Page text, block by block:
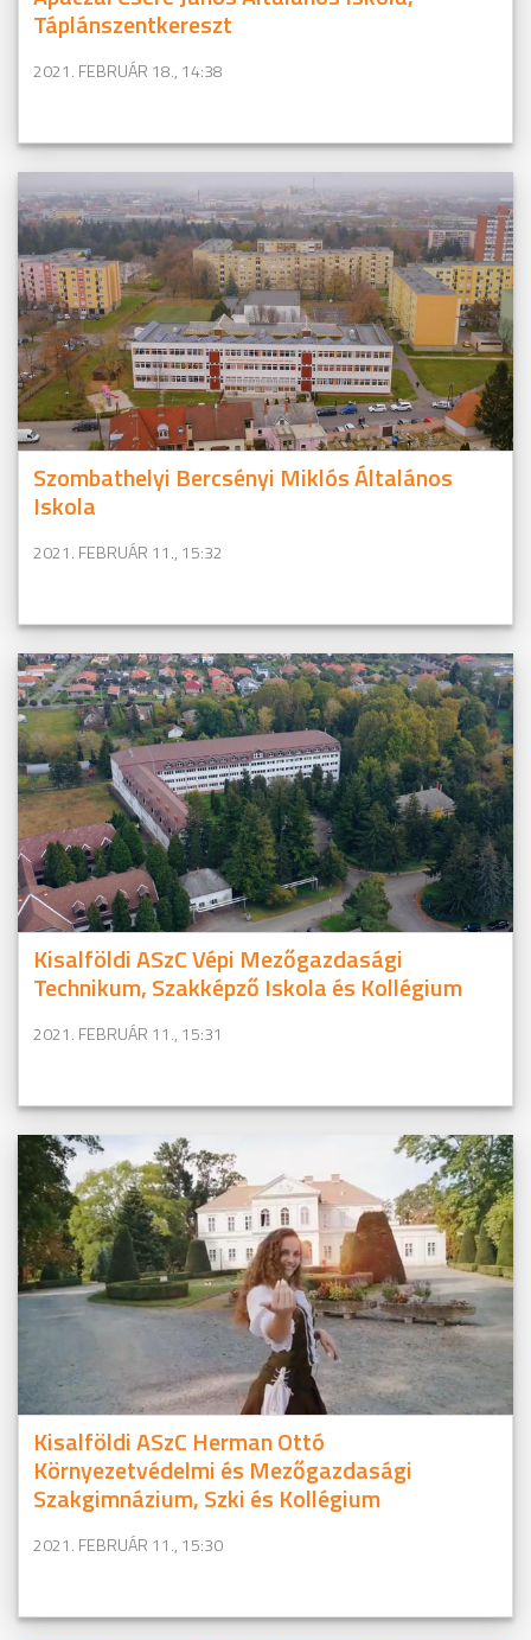
Táplánszentkereszt
2021. FEBRUÁR 18., 14:38
Szombathelyi Bercsényi Miklós Általános
Iskola
2021. FEBRUÁR 11., 15:32
Kisalföldi ASzC Vépi Mezőgazdasági
Technikum, Szakképző Iskola és Kollégium
2021. FEBRUÁR 11., 15:31
Kisalföldi ASzC Herman Ottó
Környezetvédelmi és Mezőgazdasági
Szakgimnázium, Szki és Kollégium
2021. FEBRUÁR 11., 15:30